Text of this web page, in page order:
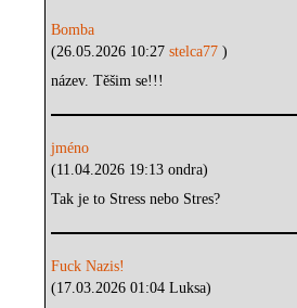
Bomba
(26.05.2026 10:27stelca77)
název. Těšim se!!!
jméno
(11.04.2026 19:13 ondra)
Tak je to Stress nebo Stres?
Fuck Nazis!
(17.03.2026 01:04 Luksa)